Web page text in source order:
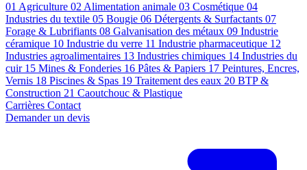
01 Agriculture 02 Alimentation animale 03 Cosmétique 04
Industries du textile 05 Bougie 06 Détergents & Surfactants 07
Forage & Lubrifiants 08 Galvanisation des métaux 09 Industrie
céramique 10 Industrie du verre 11 Industrie pharmaceutique 12
Industries agroalimentaires 13 Industries chimiques 14 Industries du
cuir 15 Mines & Fonderies 16 Pâtes & Papiers 17 Peintures, Encres,
Vernis 18 Piscines & Spas 19 Traitement des eaux 20 BTP &
Construction 21 Caoutchouc & Plastique
Carrières Contact
Demander un devis